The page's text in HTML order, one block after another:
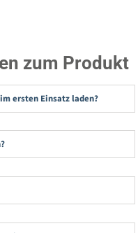
zum Produkt
ersten Einsatz laden?